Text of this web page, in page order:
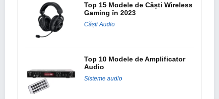
Top 15 Modele de Căști Wireless
Gaming în 2023
Căști Audio
Top 10 Modele de Amplificator
Audio
Sisteme audio